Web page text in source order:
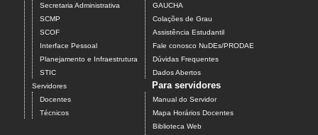
Secretaria Administrativa
SCMP
SCOF
Interface Pessoal
Planejamento e Infraestrutura
STIC
Servidores
Docentes
Técnicos
GAUCHA
Colações de Grau
Assistência Estudantil
Fale conosco NuDEs/PRODAE
Dúvidas Frequentes
Dados Abertos
Para servidores
Manual do Servidor
Mapa Horários Docentes
Biblioteca Web